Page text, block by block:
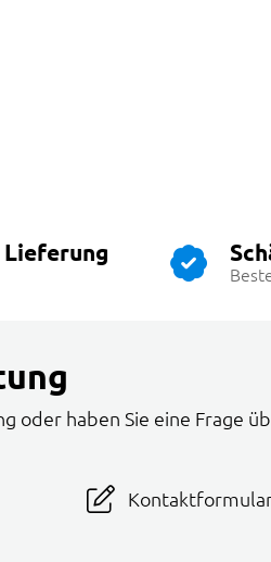
oder haben Sie eine Frage